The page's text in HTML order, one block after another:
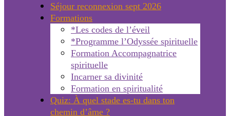
Séjour reconnexion sept 2026
Formations
*Les codes de l’éveil
*Programme l’Odyssée spirituelle
Formation Accompagnatrice
spirituelle
Incarner sa divinité
Formation en spiritualité
Quiz: À quel stade es-tu dans ton
chemin d’âme ?